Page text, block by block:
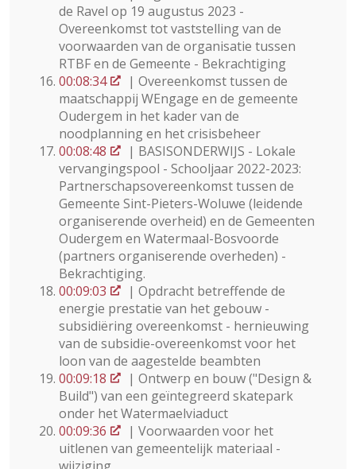
de Ravel op 19 augustus 2023 -
Overeenkomst tot vaststelling van de
voorwaarden van de organisatie tussen
RTBF en de Gemeente - Bekrachtiging
00:08:34
| Overeenkomst tussen de
maatschappij WEngage en de gemeente
Oudergem in het kader van de
noodplanning en het crisisbeheer
00:08:48
| BASISONDERWIJS - Lokale
vervangingspool - Schooljaar 2022-2023:
Partnerschapsovereenkomst tussen de
Gemeente Sint-Pieters-Woluwe (leidende
organiserende overheid) en de Gemeenten
Oudergem en Watermaal-Bosvoorde
(partners organiserende overheden) -
Bekrachtiging.
00:09:03
| Opdracht betreffende de
energie prestatie van het gebouw -
subsidiëring overeenkomst - hernieuwing
van de subsidie-overeenkomst voor het
loon van de aagestelde beambten
00:09:18
| Ontwerp en bouw ("Design &
Build") van een geïntegreerd skatepark
onder het Watermaelviaduct
00:09:36
| Voorwaarden voor het
uitlenen van gemeentelijk materiaal -